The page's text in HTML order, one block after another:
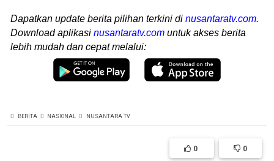
Dapatkan update berita pilihan terkini di nusantaratv.com.
Download aplikasi nusantaratv.com untuk akses berita
lebih mudah dan cepat melalui:
BERITA NASIONAL NUSANTARA TV
0 0